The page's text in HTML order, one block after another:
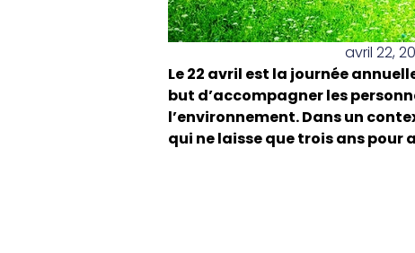
avril 22,
Le 22 avril est la journée
but d’accompagner les
l’environnement. Dans un
qui ne laisse que trois ans pour